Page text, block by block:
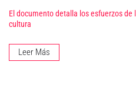
El documento detalla los esfuerzos
cultura
Leer Más